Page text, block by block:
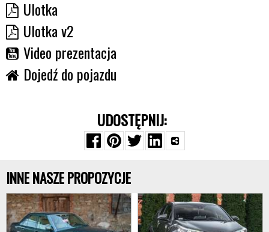
Ulotka
Ulotka v2
Video prezentacja
Dojedź do pojazdu
UDOSTĘPNIJ:
INNE NASZE PROPOZYCJE